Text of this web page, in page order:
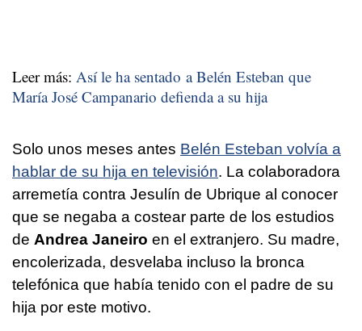
Leer más: Así le ha sentado a Belén Esteban que
María José Campanario defienda a su hija
Solo unos meses antes Belén Esteban volvía a
hablar de su hija en televisión. La colaboradora
arremetía contra Jesulín de Ubrique al conocer
que se negaba a costear parte de los estudios
de Andrea Janeiro en el extranjero. Su madre,
encolerizada, desvelaba incluso la bronca
telefónica que había tenido con el padre de su
hija por este motivo.